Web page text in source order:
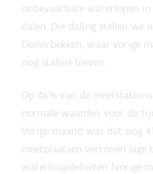
onbevaarbare waterlopen
dalen. Die daling stellen we
Demerbekken, waar vorige
nog stabiel bleven.
Op 46% van de
normale waarden voor de
Vorige maand was dat nog
meetplaatsen vertonen lage
waterloopdebieten (vorige